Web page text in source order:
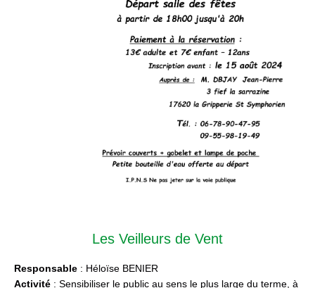
Les Veilleurs de Vent
Responsable : Héloïse BENIER
Activité : Sensibiliser le public au sens le plus large du terme, à